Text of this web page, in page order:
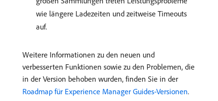
wie längere Ladezeiten und zeitweise Timeouts
auf.
Weitere Informationen zu den neuen und
verbesserten Funktionen sowie zu den Problemen, die
in der Version behoben wurden, finden Sie in der
Roadmap für Experience Manager Guides-Versionen.